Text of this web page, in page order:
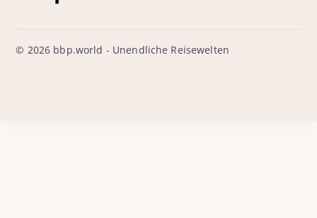
© 2026 bbp.world - Unendliche Reisewelten